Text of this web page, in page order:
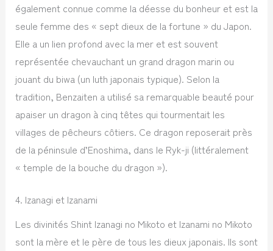
également connue comme la déesse du bonheur et est la
seule femme des « sept dieux de la fortune » du Japon.
Elle a un lien profond avec la mer et est souvent
représentée chevauchant un grand dragon marin ou
jouant du biwa (un luth japonais typique). Selon la
tradition, Benzaiten a utilisé sa remarquable beauté pour
apaiser un dragon à cinq têtes qui tourmentait les
villages de pêcheurs côtiers. Ce dragon reposerait près
de la péninsule d’Enoshima, dans le Ryk-ji (littéralement
« temple de la bouche du dragon »).
4. Izanagi et Izanami
Les divinités Shint Izanagi no Mikoto et Izanami no Mikoto
sont la mère et le père de tous les dieux japonais. Ils sont